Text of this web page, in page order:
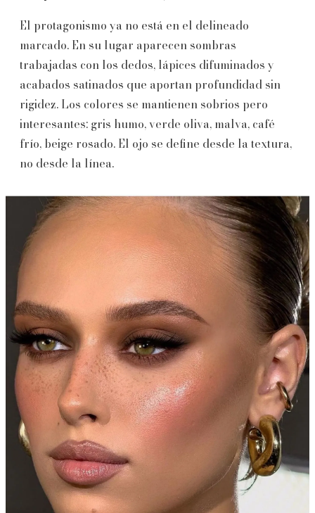
El protagonismo ya no está en el delineado
marcado. En su lugar aparecen sombras
trabajadas con los dedos, lápices difuminados y
acabados satinados que aportan profundidad sin
rigidez. Los colores se mantienen sobrios pero
interesantes: gris humo, verde oliva, malva, café
frío, beige rosado. El ojo se define desde la textura,
no desde la línea.